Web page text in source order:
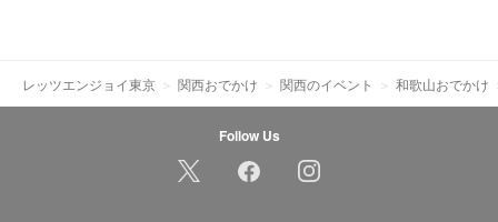
レッツエンジョイ東京 関西おでかけ 関西のイベント 和歌山おでかけ
Follow Us